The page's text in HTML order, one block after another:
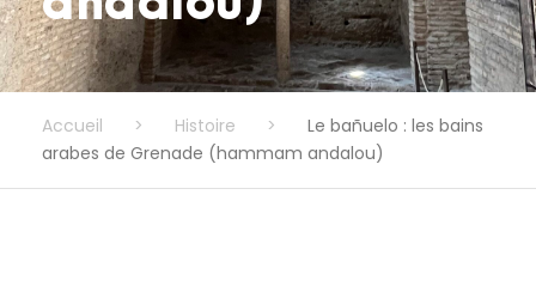
Accueil > Histoire >
Le bañuelo : les bains
arabes de Grenade (hammam andalou)